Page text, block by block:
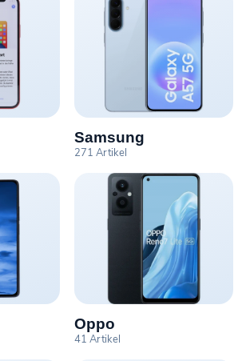
Samsung
271 Artikel
Oppo
41 Artikel